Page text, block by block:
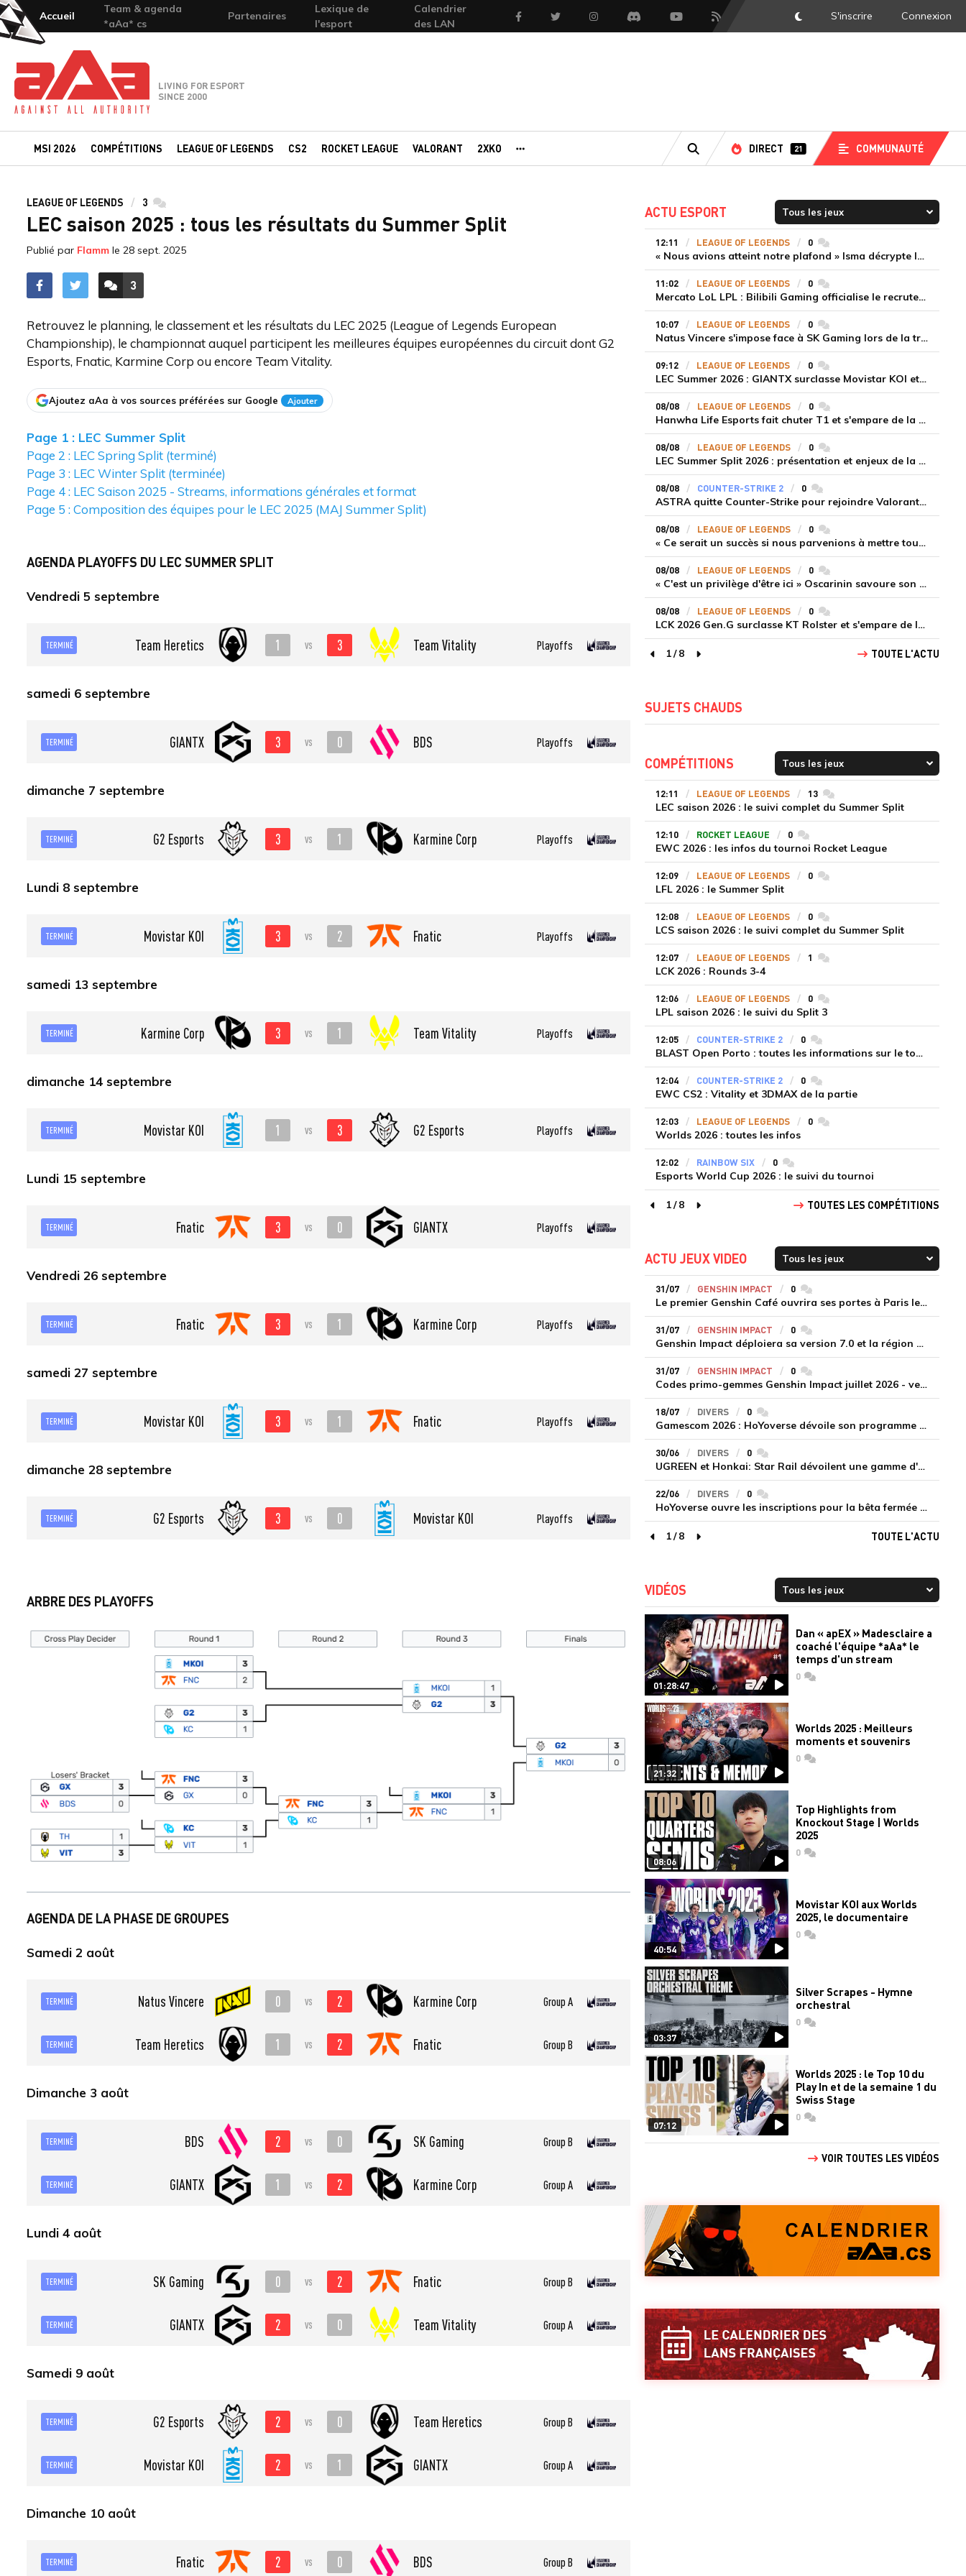
Accueil
Team & agenda
*aAa* cs
Partenaires
Lexique de
l'esport
Calendrier
des LAN
FacebookTwitter InstagramDiscord YoutubeFlux RSS DarkMode
S'inscrire Connexion
Team-aAa - against All authority
LIVING FOR ESPORT
SINCE 2000
MSI 2026 COMPÉTITIONS LEAGUE OF LEGENDS CS2 ROCKET LEAGUE VALORANT 2XKO
RECHERCHE
DIRECT 21 COMMUNAUTÉ
LEAGUE OF LEGENDS 3 commentaires
LEC saison 2025 : tous les résultats du Summer Split
Publié par Flamm le 28 sept. 2025
ACCÉDER AUX
3
COMMENTAIRES
Retrouvez le planning, le classement et les résultats du LEC 2025 (League of Legends European
Championship), le championnat auquel participent les meilleures équipes européennes du circuit dont G2
Esports, Fnatic, Karmine Corp ou encore Team Vitality.
Ajoutez aAa à vos sources préférées sur Google Ajouter
Page 1 : LEC Summer Split
Page 2 : LEC Spring Split (terminé)
Page 3 : LEC Winter Split (terminée)
Page 4 : LEC Saison 2025 - Streams, informations générales et format
Page 5 : Composition des équipes pour le LEC 2025 (MAJ Summer Split)
AGENDA PLAYOFFS DU LEC SUMMER SPLIT
Vendredi 5 septembre
TERMINÉ Team Heretics 1 vs 3 Team Vitality Playoffs
samedi 6 septembre
TERMINÉ GIANTX 3 vs 0 BDS Playoffs
dimanche 7 septembre
TERMINÉ G2 Esports 3 vs 1 Karmine Corp Playoffs
Lundi 8 septembre
TERMINÉ Movistar KOI 3 vs 2 Fnatic Playoffs
samedi 13 septembre
TERMINÉ Karmine Corp 3 vs 1 Team Vitality Playoffs
dimanche 14 septembre
TERMINÉ Movistar KOI 1 vs 3 G2 Esports Playoffs
Lundi 15 septembre
TERMINÉ Fnatic 3 vs 0 GIANTX Playoffs
Vendredi 26 septembre
TERMINÉ Fnatic 3 vs 1 Karmine Corp Playoffs
samedi 27 septembre
TERMINÉ Movistar KOI 3 vs 1 Fnatic Playoffs
dimanche 28 septembre
TERMINÉ G2 Esports 3 vs 0 Movistar KOI Playoffs
ARBRE DES PLAYOFFS
AGENDA DE LA PHASE DE GROUPES
Samedi 2 août
TERMINÉ Natus Vincere 0 vs 2 Karmine Corp Group A
TERMINÉ Team Heretics 1 vs 2 Fnatic Group B
Dimanche 3 août
TERMINÉ BDS 2 vs 0 SK Gaming Group B
TERMINÉ GIANTX 1 vs 2 Karmine Corp Group A
Lundi 4 août
TERMINÉ SK Gaming 0 vs 2 Fnatic Group B
TERMINÉ GIANTX 2 vs 0 Team Vitality Group A
Samedi 9 août
TERMINÉ G2 Esports 2 vs 0 Team Heretics Group B
TERMINÉ Movistar KOI 2 vs 1 GIANTX Group A
Dimanche 10 août
TERMINÉ Fnatic 2 vs 0 BDS Group B
ACTU ESPORT
12:11 LEAGUE OF LEGENDS 0commentaires
« Nous avions atteint notre plafond » Isma décrypte le renouveau de GiantX et la victoire face à Movistar KOI
11:02 LEAGUE OF LEGENDS 0commentaires
Mercato LoL LPL : Bilibili Gaming officialise le recrutement de Flandre sur la toplane
10:07 LEAGUE OF LEGENDS 0commentaires
Natus Vincere s'impose face à SK Gaming lors de la troisième semaine du LEC Summer Split 2026
09:12 LEAGUE OF LEGENDS 0commentaires
LEC Summer 2026 : GIANTX surclasse Movistar KOI et se fait une place sur le podium
08/08 LEAGUE OF LEGENDS 0commentaires
Hanwha Life Esports fait chuter T1 et s'empare de la deuxième place du Legend Group
08/08 LEAGUE OF LEGENDS 0commentaires
LEC Summer Split 2026 : présentation et enjeux de la troisième semaine de compétition
08/08 COUNTER-STRIKE 2 0commentaires
ASTRA quitte Counter-Strike pour rejoindre Valorant et la scène compétitive Game Changers
08/08 LEAGUE OF LEGENDS 0commentaires
« Ce serait un succès si nous parvenions à mettre tous les joueurs à niveau pour espérer atteindre les playoffs », Nukeduck et Mithy après la victoire de Team Heretics
08/08 LEAGUE OF LEGENDS 0commentaires
« C'est un privilège d'être ici » Oscarinin savoure son retour en LEC et prépare sa revanche
08/08 LEAGUE OF LEGENDS 0commentaires
LCK 2026 Gen.G surclasse KT Rolster et s'empare de la deuxième place du Legend Group
page précédente
1/8
page suivante
TOUTE L'ACTU
SUJETS CHAUDS
COMPÉTITIONS
12:11 LEAGUE OF LEGENDS 13commentaires
LEC saison 2026 : le suivi complet du Summer Split
12:10 ROCKET LEAGUE 0commentaires
EWC 2026 : les infos du tournoi Rocket League
12:09 LEAGUE OF LEGENDS 0commentaires
LFL 2026 : le Summer Split
12:08 LEAGUE OF LEGENDS 0commentaires
LCS saison 2026 : le suivi complet du Summer Split
12:07 LEAGUE OF LEGENDS 1 commentaires
LCK 2026 : Rounds 3-4
12:06 LEAGUE OF LEGENDS 0commentaires
LPL saison 2026 : le suivi du Split 3
12:05 COUNTER-STRIKE 2 0commentaires
BLAST Open Porto : toutes les informations sur le tournoi
12:04 COUNTER-STRIKE 2 0commentaires
EWC CS2 : Vitality et 3DMAX de la partie
12:03 LEAGUE OF LEGENDS 0commentaires
Worlds 2026 : toutes les infos
12:02 RAINBOW SIX 0commentaires
Esports World Cup 2026 : le suivi du tournoi
page précédente
1/8
page suivante
TOUTES LES COMPÉTITIONS
ACTU JEUX VIDEO
31/07 GENSHIN IMPACT 0commentaires
Le premier Genshin Café ouvrira ses portes à Paris le 14 août
31/07 GENSHIN IMPACT 0commentaires
Genshin Impact déploiera sa version 7.0 et la région de Snezhnaya le 12 août
31/07 GENSHIN IMPACT 0commentaires
Codes primo-gemmes Genshin Impact juillet 2026 - version 7.0
18/07 DIVERS 0commentaires
Gamescom 2026 : HoYoverse dévoile son programme et présente deux nouveaux jeux inédits
30/06 DIVERS 0commentaires
UGREEN et Honkai: Star Rail dévoilent une gamme d'accessoires de recharge en édition limitée
22/06 DIVERS 0commentaires
HoYoverse ouvre les inscriptions pour la bêta fermée de Honkai : Nexus Anima
page précédente
1/8
page suivante
TOUTE L'ACTU
VIDÉOS
01:28:47
Dan « apEX » Madesclaire a
coaché l'équipe *aAa* le
temps d'un stream
0commentaires
21:32
Worlds 2025 : Meilleurs
moments et souvenirs
0commentaires
08:06
Top Highlights from
Knockout Stage | Worlds
2025
0commentaires
40:54
Movistar KOI aux Worlds
2025, le documentaire
0commentaires
03:37
Silver Scrapes - Hymne
orchestral
0commentaires
07:12
Worlds 2025 : le Top 10 du
Play In et de la semaine 1 du
Swiss Stage
0commentaires
VOIR TOUTES LES VIDÉOS